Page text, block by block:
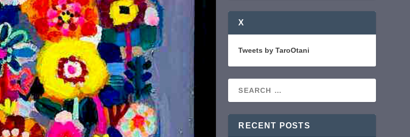
X
Tweets by TaroOtani
RECENT POSTS